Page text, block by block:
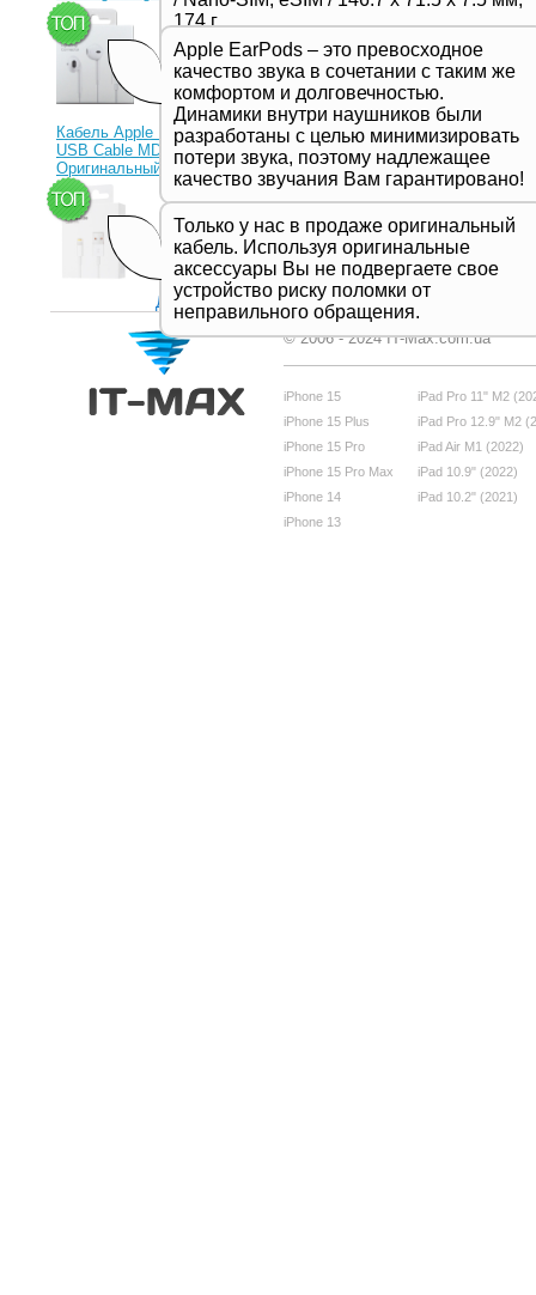
профессиональных фотографов и
видеооператоров.
174 г
Apple EarPods – это превосходное
качество звука в сочетании с таким же
комфортом и долговечностью.
Динамики внутри наушников были
разработаны с целью минимизировать
потери звука, поэтому надлежащее
качество звучания Вам гарантировано!
1 350 грн
Кабель Apple Lightning to
USB Cable MD818ZM
Оригинальный!
Только у нас в продаже оригинальный
кабель. Используя оригинальные
аксессуары Вы не подвергаете свое
устройство риску поломки от
неправильного обращения.
Дивитись все
© 2006 - 2024 IT-Max.com.ua
iPhone 15
iPhone 15 Plus
iPhone 15 Pro
iPhone 15 Pro Max
iPhone 14
iPhone 13
iPad Pro 11" M2
iPad Pro 12.9" M2
iPad Air M1 (2022)
iPad 10.9" (2022)
iPad 10.2" (2021)